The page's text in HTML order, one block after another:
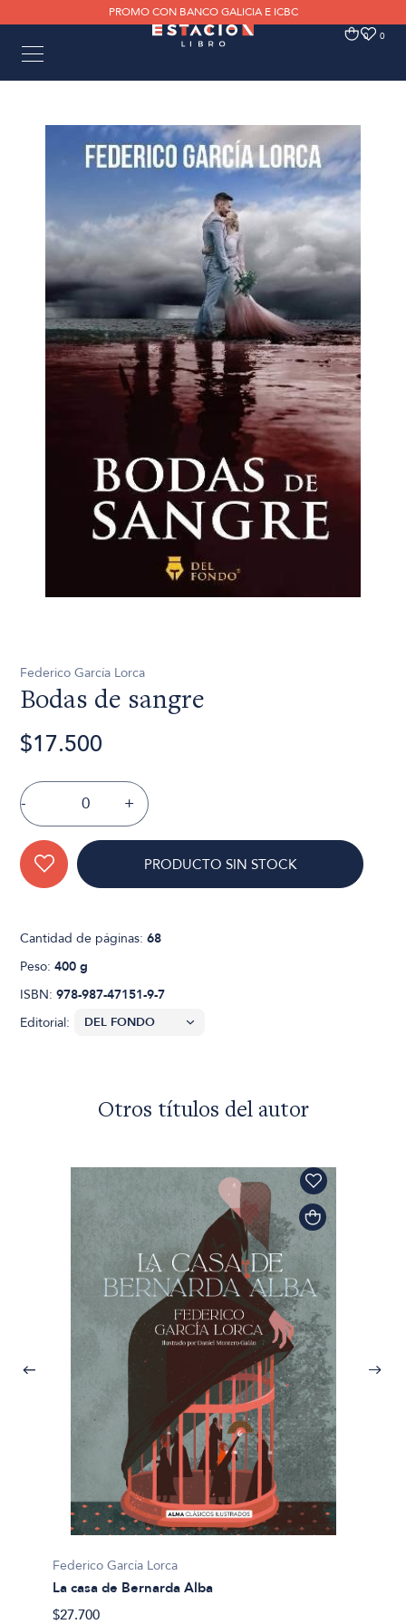
PROMO CON BANCO GALICIA E ICBC
0 0
Federico García Lorca
Bodas de sangre
$17.500
- +
PRODUCTO SIN STOCK
Cantidad de páginas:68
Peso:400 g
ISBN:978-987-47151-9-7
Editorial:
Otros títulos del autor
Federico García Lorca
La casa de Bernarda Alba
$27.700